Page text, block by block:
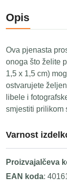
Opis
Ova pjenasta
onoga što želite
1,5 x 1,5 cm)
ostvarujete
libele i
smjestiti prilikom
Varnost
Proizvajalčeva
EAN koda: